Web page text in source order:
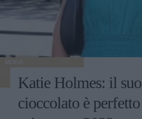
MODA
Katie Holmes: il
cioccolato è